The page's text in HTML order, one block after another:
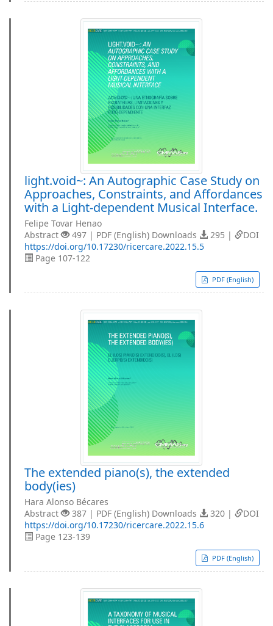
light.void~: An Autographic Case Study on
Approaches, Constraints, and Affordances
with a Light-dependent Musical Interface.
Felipe Tovar Henao
Abstract
497 | PDF (English) Downloads 295 |
DOI
https://doi.org/10.17230/ricercare.2022.15.5
Page 107-122
PDF (English)
The extended piano(s), the extended
body(ies)
Hara Alonso Bécares
Abstract
387 | PDF (English) Downloads 320 |
DOI
https://doi.org/10.17230/ricercare.2022.15.6
Page 123-139
PDF (English)